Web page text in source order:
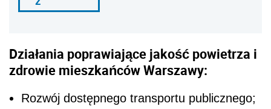
Działania poprawiające jakość powietrza i
zdrowie mieszkańców Warszawy:
Rozwój dostępnego transportu publicznego;